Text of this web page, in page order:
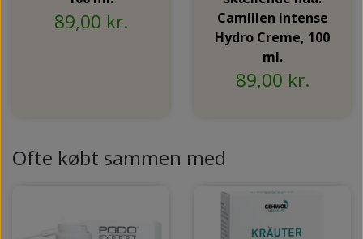
89,00 kr.
Camillen Intense
Hydro Creme, 100
ml.
89,00 kr.
Ofte købt sammen med